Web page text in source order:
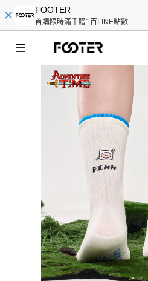
FOOTER
首購限時滿千贈1百LINE點數